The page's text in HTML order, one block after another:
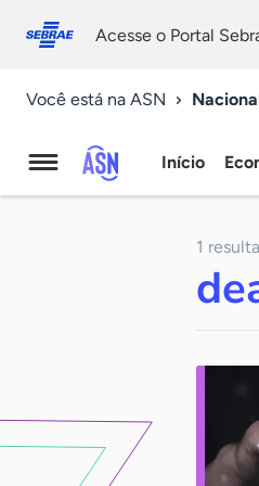
conosco
Acesse o Portal
Você está na ASN
Agência
Notícias
Início
1